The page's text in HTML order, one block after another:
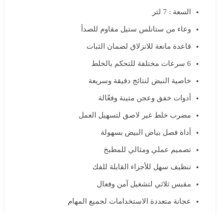
السعة : 7 لتر
وعاء من ستانلس ستيل مقاوم للصدأ
قاعدة مانعة للانزلاق لضمان الثبات
6 سرعات مختلفة للتحكم بالخلط
خاصية النبض لنتائج دقيقة وسريعة
أدوات خفق وعجن متينة وفعّالة
مضرب خلط غير لاصق لتسهيل العمل
أداة فصل بياض البيض بسهولة
تصميم عملي ومثالي للمطبخ
تنظيف سهل للأجزاء القابلة للفك
مقبس ثلاثي لتشغيل آمن وفعال
عجانة متعددة الاستخدامات لجميع المهام